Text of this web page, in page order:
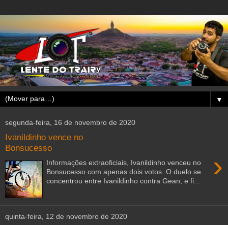
▼
segunda-feira, 16 de novembro de 2020
Ivanildinho vence no
Bonsucesso
›
Informações extraoficiais, Ivanildinho venceu no
Bonsucesso com apenas dois votos. O duelo se
concentrou entre Ivanildinho contra Gean, e fi...
quinta-feira, 12 de novembro de 2020